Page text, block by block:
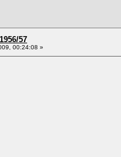
57
00:24:08 »